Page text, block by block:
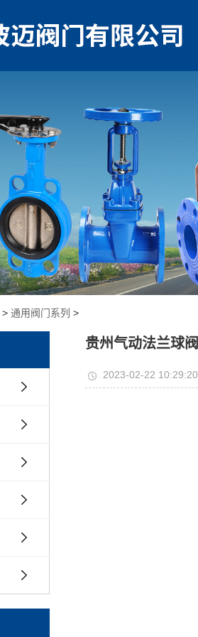
> 通用阀门系列 >
贵州气动法兰球阀
2023-02-22 10:29:20